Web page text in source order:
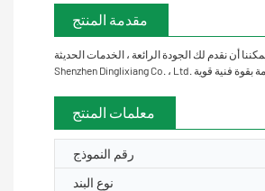
أن نقدم لك الجودة الرائعة ، الخدمات الحديثة.
رقم النموذج
نوع البند